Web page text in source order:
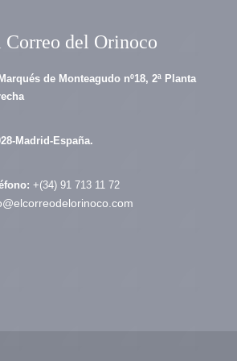
Correo del Orinoco
de Monteagudo nº18, 2ª Planta
Madrid-España.
+(34) 91 713 11 72